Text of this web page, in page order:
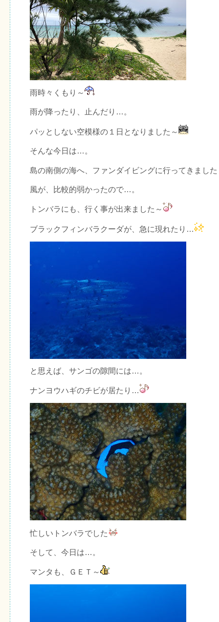
雨時々くもり～
雨が降ったり、止んだり…。
パッとしない空模様の１日となりました～
そんな今日は…。
島の南側の海へ、ファンダイビングに行ってきました
風が、比較的弱かったので…。
トンバラにも、行く事が出来ました～
ブラックフィンバラクーダが、急に現れたり…
と思えば、サンゴの隙間には…。
ナンヨウハギのチビが居たり…
忙しいトンバラでした
そして、今日は…。
マンタも、ＧＥＴ～